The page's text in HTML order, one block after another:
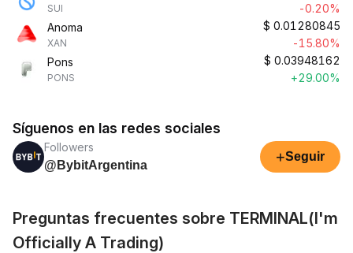
SUI
-0.20%
Anoma
XAN
$ 0.01280845
-15.80%
Pons
PONS
$ 0.03948162
+29.00%
Síguenos en las redes sociales
Followers
@BybitArgentina
+Seguir
Preguntas frecuentes sobre TERMINAL(I'm
Officially A Trading)